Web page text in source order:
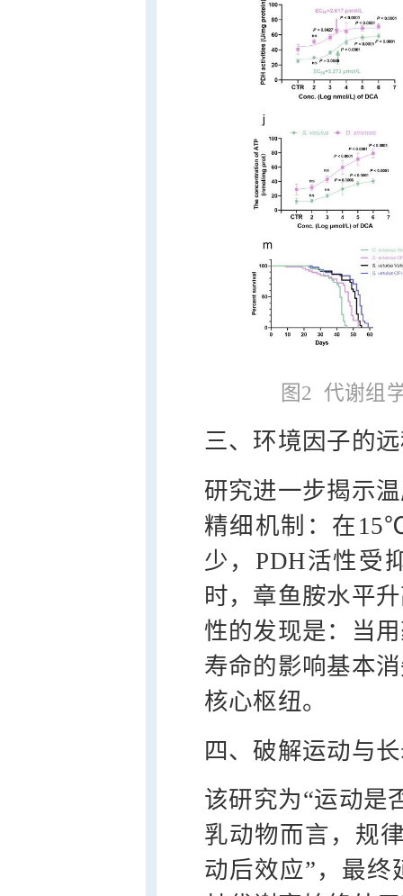
图2 代谢组
三、环境因子的
研究进一步揭示
精细机制：在
少，PDH活性受
时，章鱼胺水平
性的发现是：当
寿命的影响基本
核心枢纽。
四、破解运动与
该研究为“运动是
乳动物而言，规
动后效应”，最